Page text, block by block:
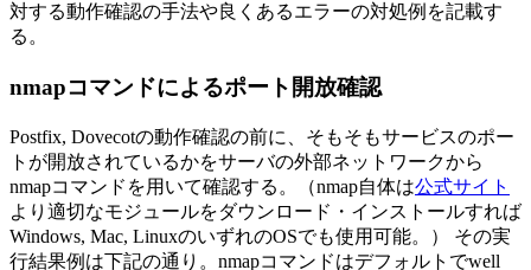
対する動作確認の手法や良くあるエラーの対処例を記載す
る。
nmapコマンドによるポート開放確認
Postfix, Dovecotの動作確認の前に、そもそもサービスのポー
トが開放されているかをサーバの外部ネットワークから
nmapコマンドを用いて確認する。（nmap自体は公式サイト
より適切なモジュールをダウンロード・インストールすれば
Windows, Mac, LinuxのいずれのOSでも使用可能。） その実
行結果例は下記の通り。nmapコマンドはデフォルトでwell